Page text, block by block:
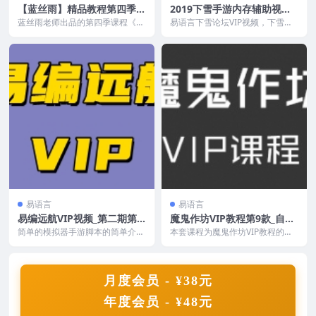
【蓝丝雨】精品教程第四季
《脚本三位一体防封宝典》
蓝丝雨老师出品的第四季课程《脚
类脚本，如何防封，如...
2019下雪手游内存辅助视频
教程
易语言下雪论坛VIP视频，下雪安
主讲安卓游戏内存分...
易语言
易编远航VIP视频_第二期第6
套易语言-手机游戏脚本初体
简单的模拟器手游脚本的简单介
易语言
魔鬼作坊VIP教程第9款_自动
登录与操控LUA技术课程
本套课程为魔鬼作坊VIP教程的第9
月度会员 - ¥38元
年度会员 - ¥48元